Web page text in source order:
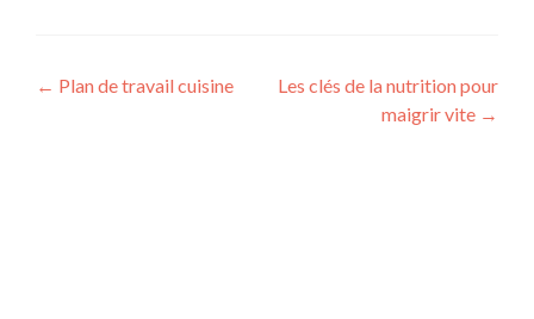
← Plan de travail cuisine
Les clés de la nutrition pour
maigrir vite →